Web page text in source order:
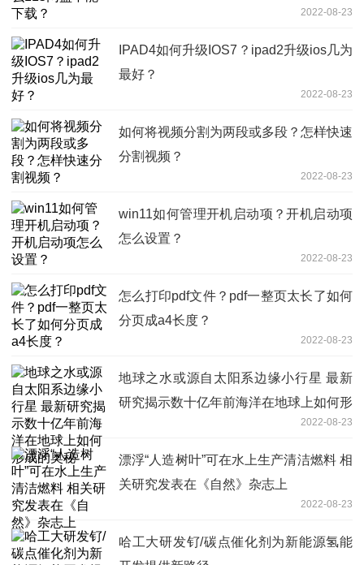
2022-08-23
IPAD4如何升级IOS7？ipad2升级ios几为
最好？
2022-08-23
如何将视频分割为两段或多段？怎样快速
分割视频？
2022-08-23
win11如何管理开机启动项？开机启动项
怎么设置？
2022-08-23
怎么打印pdf文件？pdf一整页太长了如何
分页成a4长度？
2022-08-23
地球之水或源自太阳系边缘小行星 最新
研究揭示数十亿年前海洋在地球上如何形
2022-08-23
漂浮“人造树叶”可在水上生产清洁燃料 相
关研究发表在《自然》杂志上
2022-08-23
哈工大研发钌/碳点催化剂为新能源氢能